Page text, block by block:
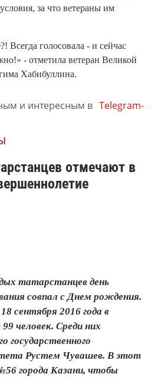
за что ветераны им
Всегда голосовала - и сейчас
- отметила ветеран Великой
Хабибуллина.
и интересным в Telegram-
отмечают в
татарстанцев день
совпал с Днем рождения.
сентября 2016 года в
человек. Среди них
государственного
Рустем Чувашев. В этот
города Казани, чтобы